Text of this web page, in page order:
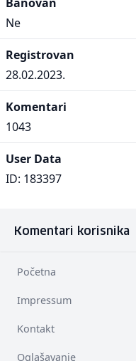
Ne
Registrovan
28.02.2023.
Komentari
1043
User Data
ID: 183397
Komentari korisnika
Početna
Impressum
Kontakt
Oglašavanje